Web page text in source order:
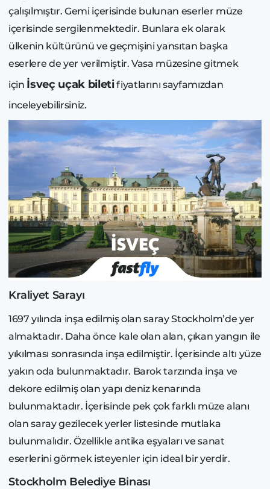
çalışılmıştır. Gemi içerisinde bulunan eserler müze
içerisinde sergilenmektedir. Bunlara ek olarak
ülkenin kültürünü ve geçmişini yansıtan başka
eserlere de yer verilmiştir. Vasa müzesine gitmek
için İsveç uçak biletifiyatlarını sayfamızdan
inceleyebilirsiniz.
Kraliyet Sarayı
1697 yılında inşa edilmiş olan saray Stockholm’de yer
almaktadır. Daha önce kale olan alan, çıkan yangın ile
yıkılması sonrasında inşa edilmiştir. İçerisinde altı yüze
yakın oda bulunmaktadır. Barok tarzında inşa ve
dekore edilmiş olan yapı deniz kenarında
bulunmaktadır. İçerisinde pek çok farklı müze alanı
olan saray gezilecek yerler listesinde mutlaka
bulunmalıdır. Özellikle antika eşyaları ve sanat
eserlerini görmek isteyenler için ideal bir yerdir.
Stockholm Belediye Binası